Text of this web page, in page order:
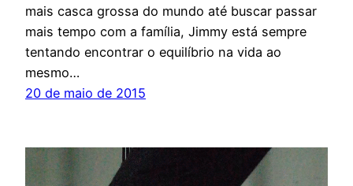
mais casca grossa do mundo até buscar passar
mais tempo com a família, Jimmy está sempre
tentando encontrar o equilíbrio na vida ao
mesmo…
20 de maio de 2015